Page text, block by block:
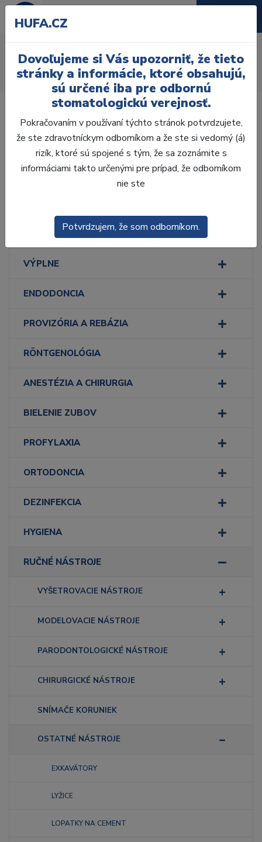
Úvod Ordinácia Ručné nástroje
Ostatné nástroje
Luxátory
Laboratórium, Zub.
technika
ODLTAČKOVANIE
VÝPLNE
ENDODONCIA
PROVIZÓRIA A REBÁZIA
RÖNTGENOLÓGIA
ANESTÉZIA A CHIRURGIA
BIELENIE ZUBOV
PROFYLAXIA
ORTODONCIA
DEZINFEKCIA
HYGIENA
RUČNÉ NÁSTROJE
VYŠETROVACIE NÁSTROJE
MODELOVACIE NÁSTROJE
PARODONTOLOGICKÉ NÁSTROJE
CHIRURGICKÉ NÁSTROJE
SNÍMAČE KORUNIEK
OSTATNÉ NÁSTROJE
EXKAVÁTORY
LYŽICE
LOPATKY NA CEMENT
HUFA.CZ
Dovoľujeme si Vás upozorniť, že tieto
stránky a informácie, ktoré obsahujú,
sú určené iba pre odbornú
stomatologickú verejnosť.
Pokračovaním v používaní týchto stránok potvrdzujete,
že ste zdravotníckym odborníkom a že ste si vedomý (á)
rizík, ktoré sú spojené s tým, že sa zoznámite s
informáciami takto určenými pre prípad, že odborníkom
nie ste
Potvrdzujem, že som odborníkom.